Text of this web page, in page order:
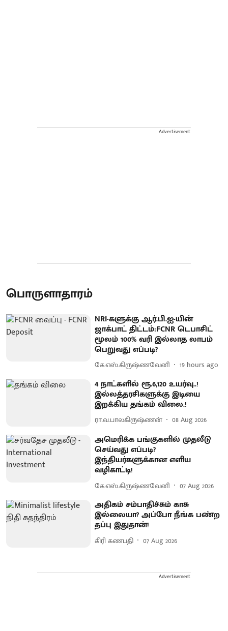
Advertisement
பொருளாதாரம்
NRI-களுக்கு ஆர்.பி.ஐ-யின்
ஜாக்பாட் திட்டம்:FCNR டெபாசிட்
மூலம் 100% வரி இல்லாத லாபம்
பெறுவது எப்படி?
கே.எஸ்.கிருஷ்ணவேனி 19 hours ago
4 நாட்களில் ரூ.6,120 உயர்வு..!
இல்லத்தரசிகளுக்கு இடியை
இறக்கிய தங்கம் விலை.!
ரா.வ.பாலகிருஷ்ணன் 08 Aug 2026
அமெரிக்க பங்குகளில் முதலீடு
செய்வது எப்படி?
இந்தியர்களுக்கான எளிய
வழிகாட்டி!
கே.எஸ்.கிருஷ்ணவேனி 07 Aug 2026
அதிகம் சம்பாதிச்சும் காசு
இல்லையா? அப்போ நீங்க பண்ற
தப்பு இதுதான்!
கிரி கணபதி 07 Aug 2026
Advertisement